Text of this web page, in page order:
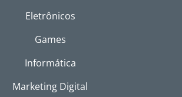
Eletrônicos
Games
Informática
Marketing Digital